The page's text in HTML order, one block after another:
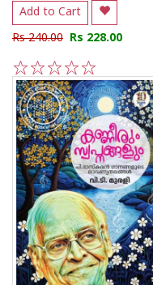
Add to Cart
Rs 240.00 Rs 228.00
5
4
3
2
1